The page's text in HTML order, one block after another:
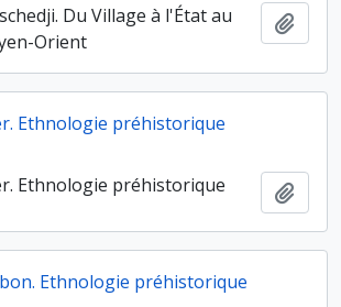
Du Village à l'État au
Orient
Ethnologie préhistorique
Ethnologie préhistorique
Ethnologie préhistorique